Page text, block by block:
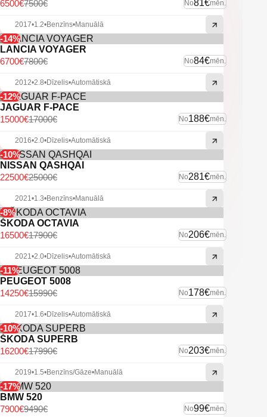
No81€mēn.
7500€
6500€
2017•1.2•Benzīns•Manuālā
-14%
LANCIA VOYAGER
No84€mēn.
7800€
6700€
2012•2.8•Dīzelis•Automātiskā
-12%
JAGUAR F-PACE
No188€mēn.
17000€
15000€
2016•2.0•Dīzelis•Automātiskā
-10%
NISSAN QASHQAI
No281€mēn.
25000€
22500€
2021•1.3•Benzīns•Manuālā
-8%
ŠKODA OCTAVIA
No206€mēn.
17900€
16500€
2021•2.0•Dīzelis•Automātiskā
-11%
PEUGEOT 5008
No178€mēn.
15990€
14250€
2017•1.6•Dīzelis•Automātiskā
-10%
ŠKODA SUPERB
No203€mēn.
17990€
16200€
2019•1.5•Benzīns/Gāze•Manuālā
-17%
BMW 520
No99€mēn.
9490€
7900€